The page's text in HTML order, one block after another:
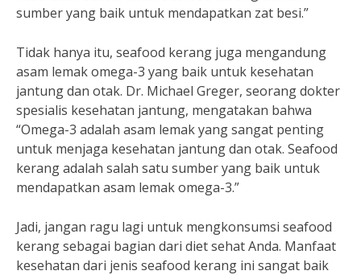
sumber yang baik untuk mendapatkan zat besi.”
Tidak hanya itu, seafood kerang juga mengandung
asam lemak omega-3 yang baik untuk kesehatan
jantung dan otak. Dr. Michael Greger, seorang dokter
spesialis kesehatan jantung, mengatakan bahwa
“Omega-3 adalah asam lemak yang sangat penting
untuk menjaga kesehatan jantung dan otak. Seafood
kerang adalah salah satu sumber yang baik untuk
mendapatkan asam lemak omega-3.”
Jadi, jangan ragu lagi untuk mengkonsumsi seafood
kerang sebagai bagian dari diet sehat Anda. Manfaat
kesehatan dari jenis seafood kerang ini sangat baik